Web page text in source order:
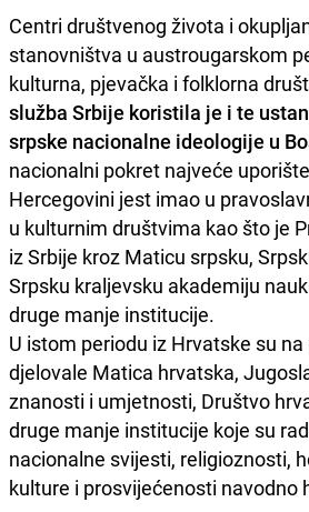
Centri društvenog života i
stanovništva u austrougarskom
kulturna, pjevačka i folklorna
služba Srbije koristila je i te
srpske nacionalne ideologije u
nacionalni pokret najveće
Hercegovini jest imao u
u kulturnim društvima kao što je
iz Srbije kroz Maticu srpsku,
Srpsku kraljevsku akademiju
druge manje institucije.
U istom periodu iz Hrvatske su
djelovale Matica hrvatska,
znanosti i umjetnosti, Društvo
druge manje institucije koje su
nacionalne svijesti, religioznosti,
kulture i prosvijećenosti navodno